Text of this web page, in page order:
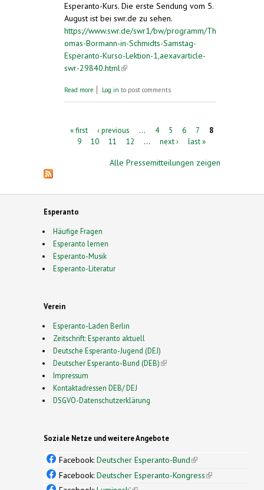
Esperanto-Kurs. Die erste Sendung vom 5.
August ist bei swr.de zu sehen.
https://www.swr.de/swr1/bw/programm/Th
omas-Bormann-in-Schmidts-Samstag-
Esperanto-Kurso-Lektion-1,aexavarticle-
swr-29840.html(link is external)
Read more about Esperanto-Sprachkurs bei SWR 1 am
Log in to post comments
Pages« first ‹ previous … 4 5 6 7
8
9
10 11 12 … next › last »
Alle Pressemitteilungen zeigen
Esperanto
Häufige Fragen
Esperanto lernen
Esperanto-Musik
Esperanto-Literatur
Verein
Esperanto-Laden Berlin
Zeitschrift: Esperanto aktuell
Deutsche Esperanto-Jugend (DEJ)
Deutscher Esperanto-Bund (DEB)(link is external)
Impressum
Kontaktadressen DEB/ DEJ
DSGVO-Datenschutzerklärung
Soziale Netze und weitere Angebote
Facebook: Deutscher Esperanto-Bund(link is
external)
Facebook: Deutscher Esperanto-Kongress(link is